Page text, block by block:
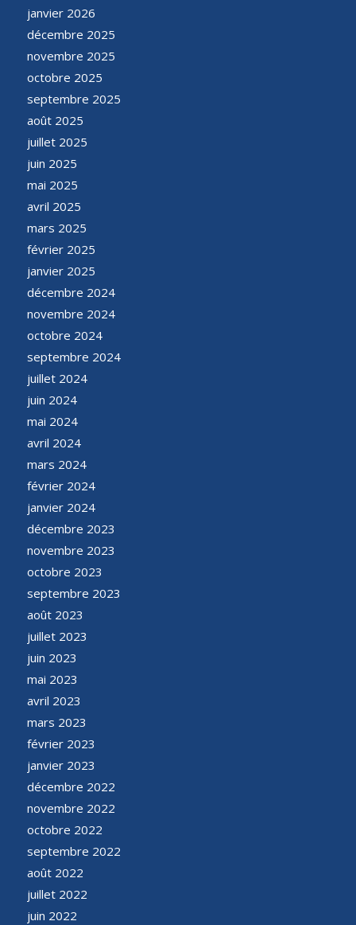
janvier 2026
décembre 2025
novembre 2025
octobre 2025
septembre 2025
août 2025
juillet 2025
juin 2025
mai 2025
avril 2025
mars 2025
février 2025
janvier 2025
décembre 2024
novembre 2024
octobre 2024
septembre 2024
juillet 2024
juin 2024
mai 2024
avril 2024
mars 2024
février 2024
janvier 2024
décembre 2023
novembre 2023
octobre 2023
septembre 2023
août 2023
juillet 2023
juin 2023
mai 2023
avril 2023
mars 2023
février 2023
janvier 2023
décembre 2022
novembre 2022
octobre 2022
septembre 2022
août 2022
juillet 2022
juin 2022